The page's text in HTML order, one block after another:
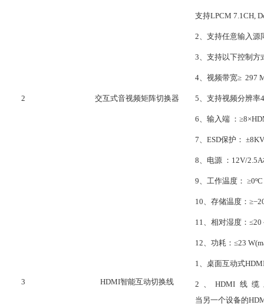
2 交互式音视频矩阵切换器
支持LPCM 7.1CH,
2、 支持任意输入源
3、 支持以下控制方
4、 视频带宽≥ 297
5、 支持视频分辨率
6、 输入端 ： ≥
7、 ESD保护：
8、 电源 ： 12V/
9、 工作温度： ≥
10、 存储温度： ≥−
11、 相对湿度： ≤20
12、 功耗： ≤23
3 HDMI智能互动切换线
1、 桌面互动式
2、HDMI线
当另一个设备的